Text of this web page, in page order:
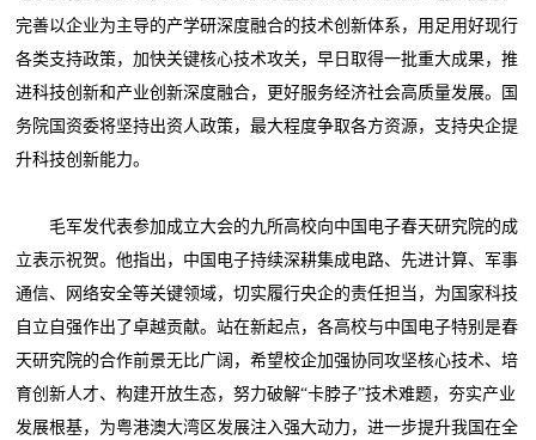
完善以企业为主导的产学研深度融合的技术创新体系，用足用好现行
各类支持政策，加快关键核心技术攻关，早日取得一批重大成果，推
进科技创新和产业创新深度融合，更好服务经济社会高质量发展。国
务院国资委将坚持出资人政策，最大程度争取各方资源，支持央企提
升科技创新能力。
毛军发代表参加成立大会的九所高校向中国电子春天研究院的成
立表示祝贺。他指出，中国电子持续深耕集成电路、先进计算、军事
通信、网络安全等关键领域，切实履行央企的责任担当，为国家科技
自立自强作出了卓越贡献。站在新起点，各高校与中国电子特别是春
天研究院的合作前景无比广阔，希望校企加强协同攻坚核心技术、培
育创新人才、构建开放生态，努力破解“卡脖子”技术难题，夯实产业
发展根基，为粤港澳大湾区发展注入强大动力，进一步提升我国在全